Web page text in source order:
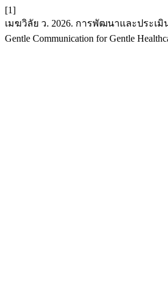
[1]
เมฆวิลัย ว. 2026. การพัฒนาและประเมิ
Gentle Communication for Gentle